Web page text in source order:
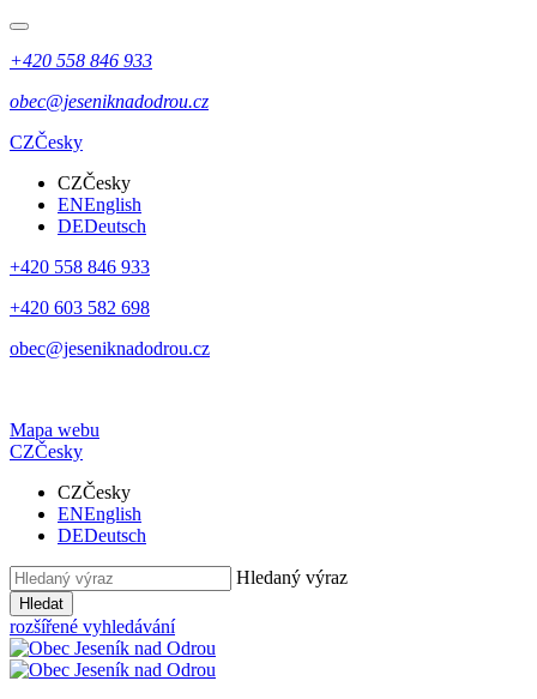
+420 558 846 933
obec@jeseniknadodrou.cz
CZČesky
CZČesky
ENEnglish
DEDeutsch
+420 558 846 933
+420 603 582 698
obec@jeseniknadodrou.cz
Mapa webu
CZČesky
CZČesky
ENEnglish
DEDeutsch
Hledaný výraz
Hledat
rozšířené vyhledávání